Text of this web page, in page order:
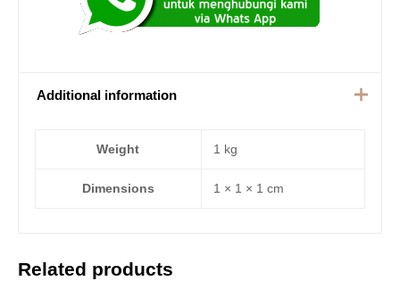
Additional information
Weight 1 kg
Dimensions 1 × 1 × 1 cm
Related products